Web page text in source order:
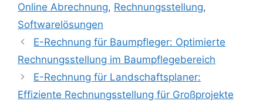
Online Abrechnung, Rechnungsstellung,
Softwarelösungen
E-Rechnung für Baumpfleger: Optimierte
Rechnungsstellung im Baumpflegebereich
E-Rechnung für Landschaftsplaner:
Effiziente Rechnungsstellung für Großprojekte